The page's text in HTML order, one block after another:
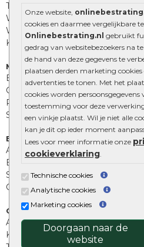
Onze website,
cookies en daarmee vergelijkbare
Onlinebestrating.nl gebruikt
gedrag van websitebezoekers na
de hand van deze gegevens te
plaatsen derden marketing
advertenties te tonen. Met het
cookies worden persoonsgegevens
toestemming voor deze
een vinkje plaatst. Wil je niet alle
kan je dit op ieder moment
Lees voor meer informatie onze
cookieverklaring
Technische cookies
Analytische cookies
Marketing cookies
Doorgaan naar de
website
Tuinstenen
Waalformaat
Wildverband bestrating
Kingstones
Muurelementen
Betonbielzen
Opsluitbanden
Palissades
Stapelblokken
Extra benodigdheden
Afwatering en diversen
Beplantings en betonelementen
Split, grind en zand
Oprit tegels
Overig
Aanbiedingen
Kunstgras